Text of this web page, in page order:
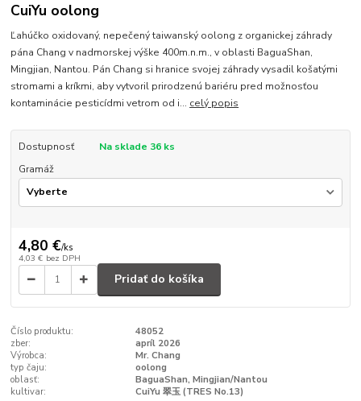
CuiYu oolong
Ľahúčko oxidovaný, nepečený taiwanský oolong z organickej záhrady
pána Chang v nadmorskej výške 400m.n.m., v oblasti BaguaShan,
Mingjian, Nantou. Pán Chang si hranice svojej záhrady vysadil košatými
stromami a kríkmi, aby vytvoril prirodzenú bariéru pred možnosťou
kontaminácie pesticídmi vetrom od i... celý popis
Dostupnosť
Na sklade 36 ks
Gramáž
4,80 €/ks
4,03 € bez DPH
Pridať do košíka
Číslo produktu:
48052
zber:
apríl 2026
Výrobca:
Mr. Chang
typ čaju:
oolong
oblasť:
BaguaShan, Mingjian/Nantou
kultivar:
CuiYu 翠玉 (TRES No.13)